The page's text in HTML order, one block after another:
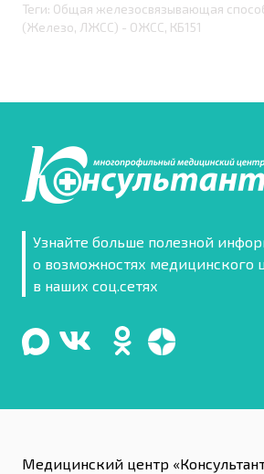
Теги: Общая железосвязывающая
(Железо, ЛЖСС) - ОЖСС, КБ151
Узнайте больше полезной
о возможностях медицинского
в наших соц.сетях
Медицинский центр